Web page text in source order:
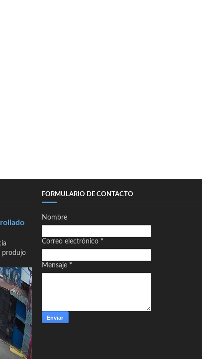
produjo
FORMULARIO DE CONTACTO
Nombre
Correo electrónico *
Mensaje *